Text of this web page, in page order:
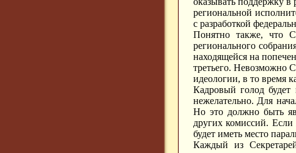
региональной
с разработкой
Понятно также, что
регионального
находящейся на
третьего. Невозможно
идеологии, в то время
Кадровый голод будет
нежелательно. Для
Но это должно быть
других комиссий. Если
будет иметь место
Каждый из